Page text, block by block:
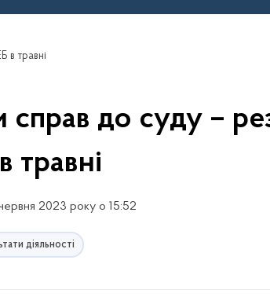
в травні
справ до суду –
травні
2023 року о 15:52
діяльності